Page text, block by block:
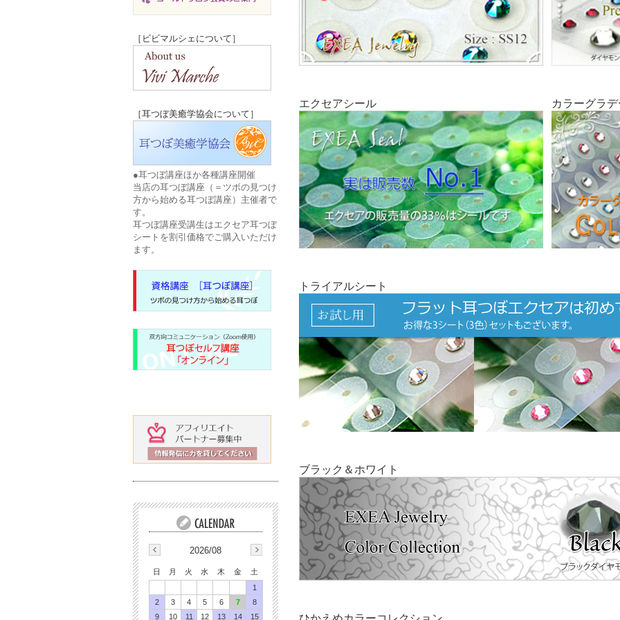
エクセアシール カラーグラ
トライアルシート
ブラック＆ホワイト
［ビビマルシェについて］
［耳つぼ美癒学協会について］
●耳つぼ講座ほか各種講座開催
当店の耳つぼ講座（＝ツボの見つけ
方から始める耳つぼ講座）主催者で
す。
耳つぼ講座受講生はエクセア耳つぼ
シートを割引価格でご購入いただけ
ます。
2026/08
日 月 火 水 木 金
土
1
2
3 4 5 6 7
8
9
10 11 12 13 14 15